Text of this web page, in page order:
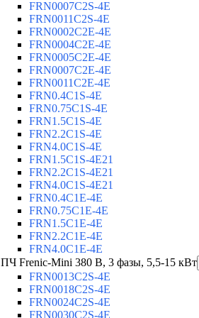
FRN0007C2S-4E
FRN0011C2S-4E
FRN0002C2E-4E
FRN0004C2E-4E
FRN0005C2E-4E
FRN0007C2E-4E
FRN0011C2E-4E
FRN0.4C1S-4E
FRN0.75C1S-4E
FRN1.5C1S-4E
FRN2.2C1S-4E
FRN4.0C1S-4E
FRN1.5C1S-4E21
FRN2.2C1S-4E21
FRN4.0C1S-4E21
FRN0.4C1E-4E
FRN0.75C1E-4E
FRN1.5C1E-4E
FRN2.2C1E-4E
FRN4.0C1E-4E
ПЧ Frenic-Mini 380 В, 3 фазы, 5,5-15 кВт
FRN0013C2S-4E
FRN0018C2S-4E
FRN0024C2S-4E
FRN0030C2S-4E